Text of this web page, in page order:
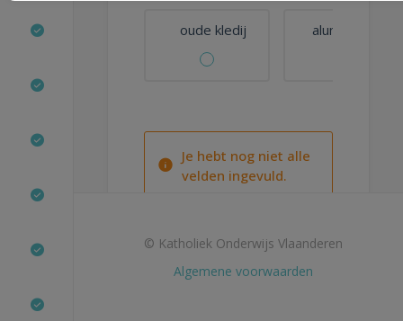
oude kledij aluminiumfolie
Je hebt nog niet alle
velden ingevuld.
© Katholiek Onderwijs Vlaanderen
Algemene voorwaarden